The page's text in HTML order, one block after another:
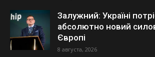
Залужний: Україні
абсолютно новий
Європі
8 августа, 2026